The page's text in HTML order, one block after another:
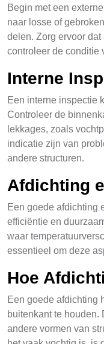
Begin met een
naar losse of
delen. Zorg ervoor
controleer de conditie
Interne
Een interne inspectie
Controleer de
lekkages, zoals
indicatie zijn van
andere structuren.
Afdichting
Een goede afdichting
efficiëntie en
waar
essentieel om deze
Hoe
Een goede afdichting
buitenkant te houden.
andere vormen van